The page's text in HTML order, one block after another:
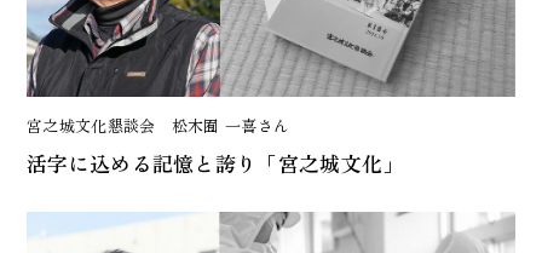
宮之城文化懇談会 松木囿 一喜さん
活字に込める記憶と誇り「宮之城文化」